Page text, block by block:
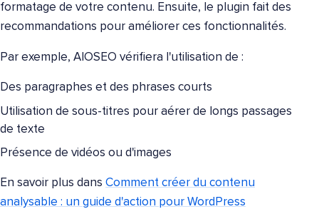
formatage de votre contenu. Ensuite, le plugin fait des
recommandations pour améliorer ces fonctionnalités.
Par exemple, AIOSEO vérifiera l'utilisation de :
Des paragraphes et des phrases courts
Utilisation de sous-titres pour aérer de longs passages
de texte
Présence de vidéos ou d'images
En savoir plus dans Comment créer du contenu
analysable : un guide d'action pour WordPress